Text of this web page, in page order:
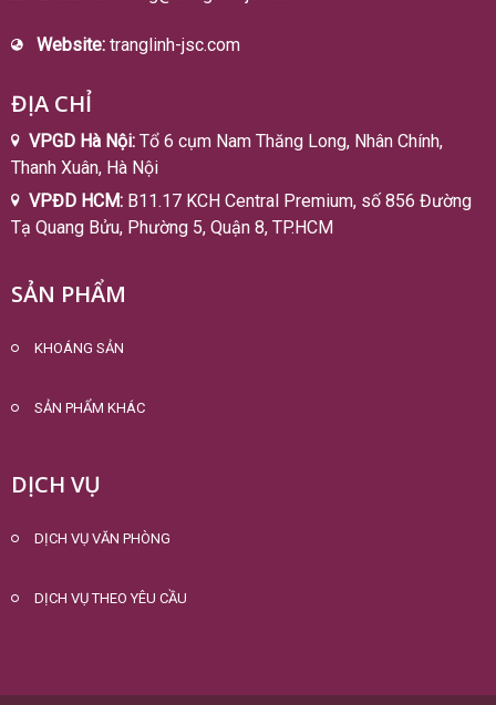
Website: tranglinh-jsc.com
ĐỊA CHỈ
VPGD Hà Nội: Tổ 6 cụm Nam Thăng Long, Nhân Chính,
Thanh Xuân, Hà Nội
VPĐD HCM: B11.17 KCH Central Premium, số 856 Đường
Tạ Quang Bửu, Phường 5, Quận 8, TP.HCM
SẢN PHẨM
KHOÁNG SẢN
SẢN PHẨM KHÁC
DỊCH VỤ
DỊCH VỤ VĂN PHÒNG
DỊCH VỤ THEO YÊU CẦU